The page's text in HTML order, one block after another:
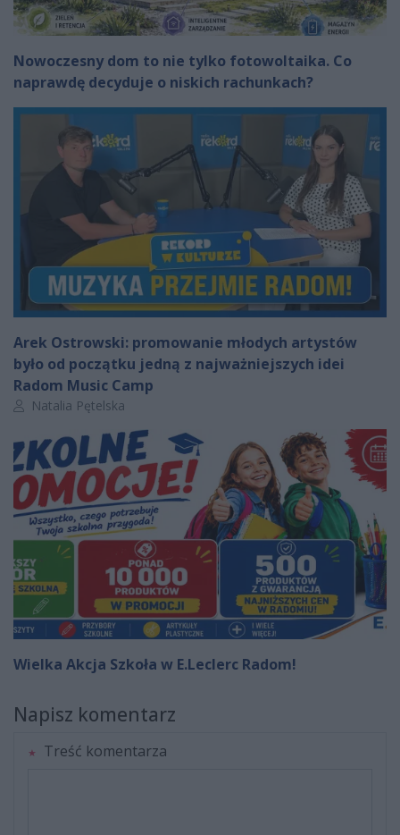
Nowoczesny dom to nie tylko fotowoltaika. Co
naprawdę decyduje o niskich rachunkach?
Arek Ostrowski: promowanie młodych artystów
było od początku jedną z najważniejszych idei
Radom Music Camp
Autor artykułu:
Natalia Pętelska
Wielka Akcja Szkoła w E.Leclerc Radom!
Napisz komentarz
Treść komentarza